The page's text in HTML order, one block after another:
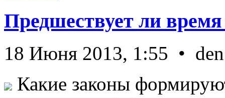
Предшествует ли
18 Июня 2013, 1:55 • den
Какие законы